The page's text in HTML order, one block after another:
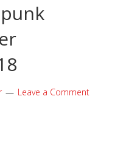
Leave a Comment